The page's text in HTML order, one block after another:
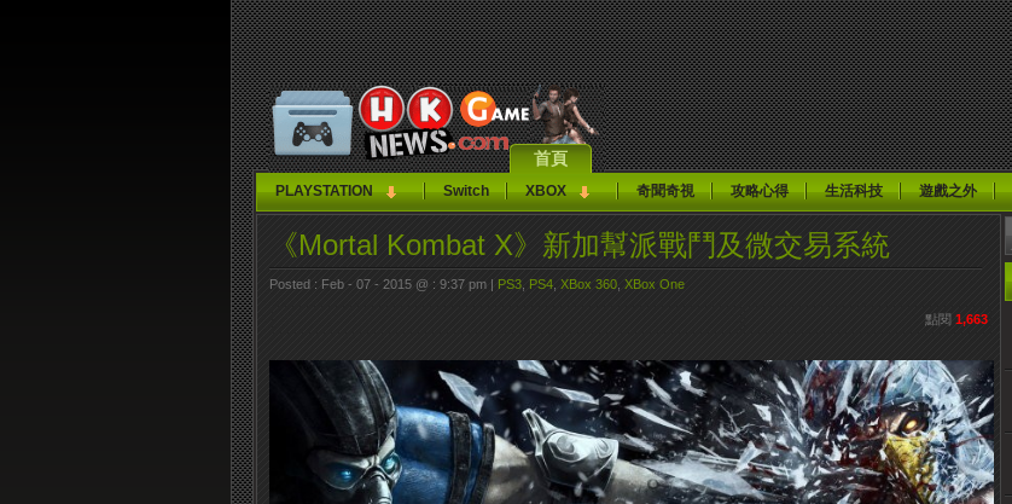
首頁
PLAYSTATION Switch XBOX 奇聞奇視 攻略心得 生活科技 遊戲之外
《Mortal Kombat X》新加幫派戰鬥及微交易系統
Posted : Feb - 07 - 2015 @ : 9:37 pm | PS3 PS4 XBox 360 XBox One
點閱 1,663